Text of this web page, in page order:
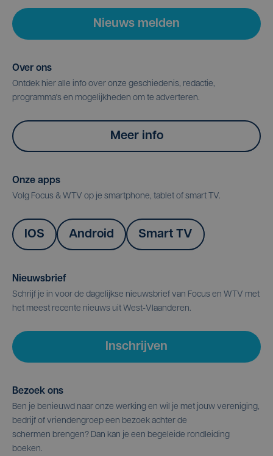
Nieuws melden
Over ons
Ontdek hier alle info over onze geschiedenis, redactie,
programma's en mogelijkheden om te adverteren.
Meer info
Onze apps
Volg Focus & WTV op je smartphone, tablet of smart TV.
IOS Android Smart TV
Nieuwsbrief
Schrijf je in voor de dagelijkse nieuwsbrief van Focus en WTV met
het meest recente nieuws uit West-Vlaanderen.
Inschrijven
Bezoek ons
Ben je benieuwd naar onze werking en wil je met jouw vereniging,
bedrijf of vriendengroep een bezoek achter de
schermen brengen? Dan kan je een begeleide rondleiding
boeken.